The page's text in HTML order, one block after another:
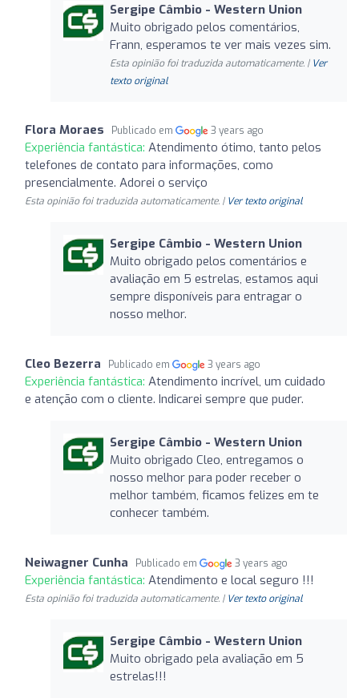
Sergipe Câmbio - Western Union
Muito obrigado pelos comentários,
Frann, esperamos te ver mais vezes sim.
Esta opinião foi traduzida automaticamente. | Ver
texto original
Flora Moraes Publicado em 3 years ago
Experiência fantástica: Atendimento ótimo, tanto pelos
telefones de contato para informações, como
presencialmente. Adorei o serviço
Esta opinião foi traduzida automaticamente. | Ver texto original
Sergipe Câmbio - Western Union
Muito obrigado pelos comentários e
avaliação em 5 estrelas, estamos aqui
sempre disponíveis para entragar o
nosso melhor.
Cleo Bezerra Publicado em 3 years ago
Experiência fantástica: Atendimento incrível, um cuidado
e atenção com o cliente. Indicarei sempre que puder.
Sergipe Câmbio - Western Union
Muito obrigado Cleo, entregamos o
nosso melhor para poder receber o
melhor também, ficamos felizes em te
conhecer também.
Neiwagner Cunha Publicado em 3 years ago
Experiência fantástica: Atendimento e local seguro !!!
Esta opinião foi traduzida automaticamente. | Ver texto original
Sergipe Câmbio - Western Union
Muito obrigado pela avaliação em 5
estrelas!!!